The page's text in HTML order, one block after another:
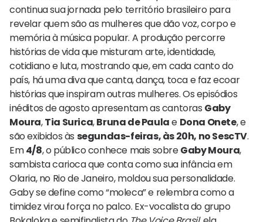
continua sua jornada pelo território brasileiro para
revelar quem são as mulheres que dão voz, corpo e
memória à música popular. A produção percorre
histórias de vida que misturam arte, identidade,
cotidiano e luta, mostrando que, em cada canto do
país, há uma diva que canta, dança, toca e faz ecoar
histórias que inspiram outras mulheres. Os episódios
inéditos de agosto apresentam as cantoras Gaby
Moura,Tia Surica,Bruna de Paulae Dona Onete, e
são exibidos às segundas-feiras, às 20h, no SescTV.
Em4/8, o público conhece mais sobreGaby Moura,
sambista carioca que conta como sua infância em
Olaria, no Rio de Janeiro, moldou sua personalidade.
Gaby se define como “moleca” e relembra como a
timidez virou força no palco. Ex-vocalista do grupo